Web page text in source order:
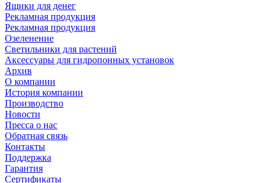
Ящики для денег
Рекламная продукция
Рекламная продукция
Озеленение
Светильники для растений
Аксессуары для гидропонных установок
Архив
О компании
История компании
Производство
Новости
Пресса о нас
Обратная связь
Контакты
Поддержка
Гарантия
Сертификаты